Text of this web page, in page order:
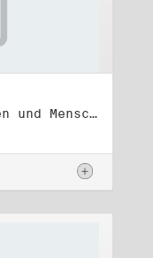
Titel: Initiative Frieden und Menschenrechte, Veröffentlichungen